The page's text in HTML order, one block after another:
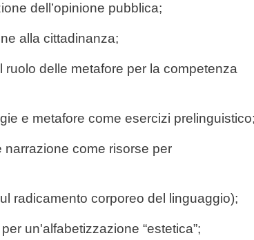
dell’opinione pubblica;
alla cittadinanza;
ruolo delle metafore per la competenza
e metafore come esercizi prelinguistico;
narrazione come risorse per
radicamento corporeo del linguaggio);
un'alfabetizzazione “estetica”;